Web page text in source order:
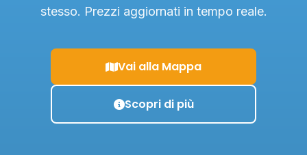
stesso. Prezzi aggiornati in tempo reale.
Vai alla Mappa
Scopri di più